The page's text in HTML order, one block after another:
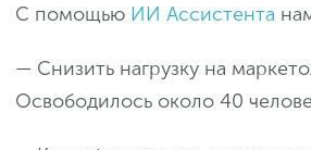
С помощью ИИ Ассистента
— Снизить нагрузку на
Освободилось около 40